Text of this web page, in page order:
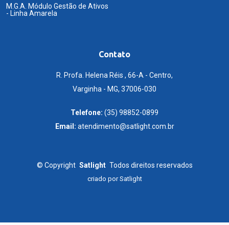
M.G.A. Módulo Gestão de Ativos
- Linha Amarela
Contato
R. Profa. Helena Réis , 66-A - Centro,
Varginha - MG, 37006-030
Telefone: (35) 98852-0899
Email: atendimento@satlight.com.br
© Copyright Satlight Todos direitos reservados
criado porSatlight